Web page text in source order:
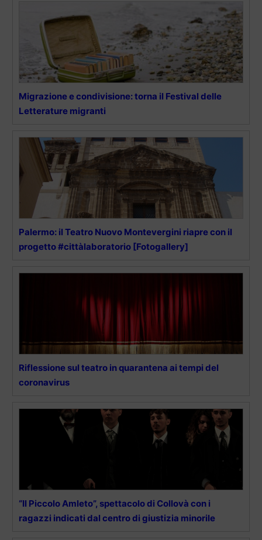
Migrazione e condivisione: torna il Festival delle
Letterature migranti
Palermo: il Teatro Nuovo Montevergini riapre con il
progetto #cittàlaboratorio [Fotogallery]
Riflessione sul teatro in quarantena ai tempi del
coronavirus
“Il Piccolo Amleto”, spettacolo di Collovà con i
ragazzi indicati dal centro di giustizia minorile